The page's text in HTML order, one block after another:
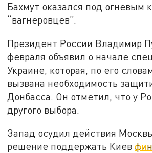
Бахмут оказался под огневым
“вагнеровцев”.
Президент России Владимир
февраля объявил о начале
Украине, которая, по его
вызвана необходимость
Донбасса. Он отметил, что у
другого выбора.
Запад осудил действия
решение поддержать Киев